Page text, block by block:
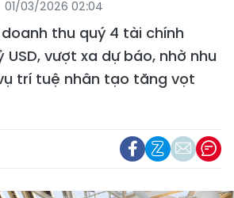
01/03/2026 02:04
thu quý 4 tài chính
USD, vượt xa dự báo, nhờ nhu
trí tuệ nhân tạo tăng vọt